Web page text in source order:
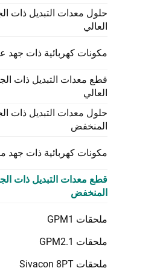
حلول معدات التبديل ذات
العالي
مكونات كهربائية ذات جهد
قطع معدات التبديل ذات
العالي
حلول معدات التبديل ذات
المنخفض
مكونات كهربائية ذات
قطع معدات التبديل ذات
المنخفض
ملحقات GPM1
ملحقات GPM2.1
ملحقات Sivacon 8PT